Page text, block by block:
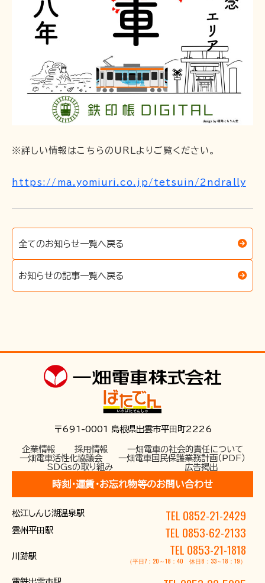
日9:00〜17:00）
FAX 0853-62-3384
お問い合わせ
※詳しい情報はこちらのURLよりご覧ください。
https://ma.yomiuri.co.jp/tetsuin/2ndrally
全てのお知らせ一覧へ戻る
お知らせの記事一覧へ戻る
〒691-0001 島根県出雲市平田町2226
企業情報 採用情報
一畑電車の社会的責任について
一畑電車活性化協議会
一畑電車国民保護業務計画（PDF）
SDGsの取り組み
広告掲出
時刻･運賃･お忘れ物等のお問い合わせ
松江しんじ湖温泉駅 TEL 0852-21-2429
雲州平田駅 TEL 0853-62-2133
川跡駅 TEL 0853-21-1818
（平日7：20～18：40 休日8：33～18：19）